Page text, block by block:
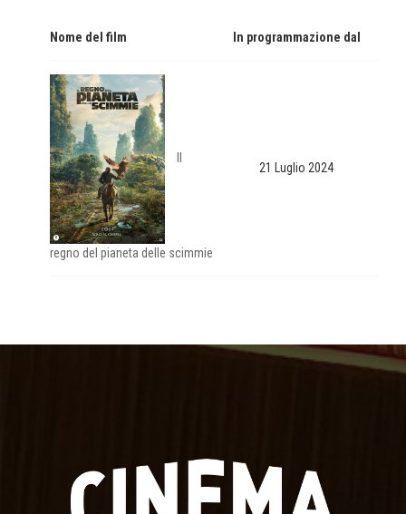
Nome del film In programmazione dal
regno del pianeta delle scimmie
21 Luglio 2024